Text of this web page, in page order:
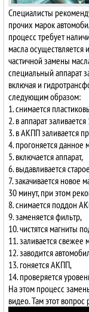
Специалисты
прочих марок
процесс требует
масла
частичной замены
специальный аппарат
включая и
следующим образом:
1. снимается
2. в аппарат
3. в АКПП заливается
4. прогоняется
5. включается аппарат,
6. выдавливается
7. закачивается новое
30 минут, при этом
8. снимается поддон
9. заменяется фильтр,
10. чистятся магниты
11. заливается свежее
12. заводится
13. гоняется АКПП,
14. проверяется
На этом процесс
видео. Там этот